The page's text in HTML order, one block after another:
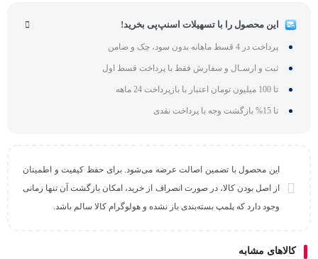
این محصول را با تسهیلات اسنپ‌پی بخرید!
پرداخت در 4 قسط ماهانه بدون سود، چک و ضامن
ثبت و ارسـال و سفارش فقط با پرداخت قسط اول
تا 100 میلیون تومان اعتبار با بازپرداخت 24 ماهه
تا 15% بازگشت وجه با پرداخت نقدی
این محصول با تضمین اصالت عرضه می‌شود. برای حفظ کیفیت و اطمینان
از اصل بودن کالا، در صورت انصراف از خرید، امکان بازگشت آن تنها زمانی
وجود دارد که پلمپ بسته‌بندی باز نشده و هولوگرام کالا سالم باشد.
کالاهای مشابه